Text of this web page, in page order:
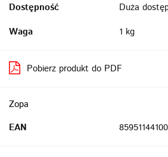
Dostępność
Duża
Waga
1 kg
Pobierz produkt do PDF
Zopa
EAN